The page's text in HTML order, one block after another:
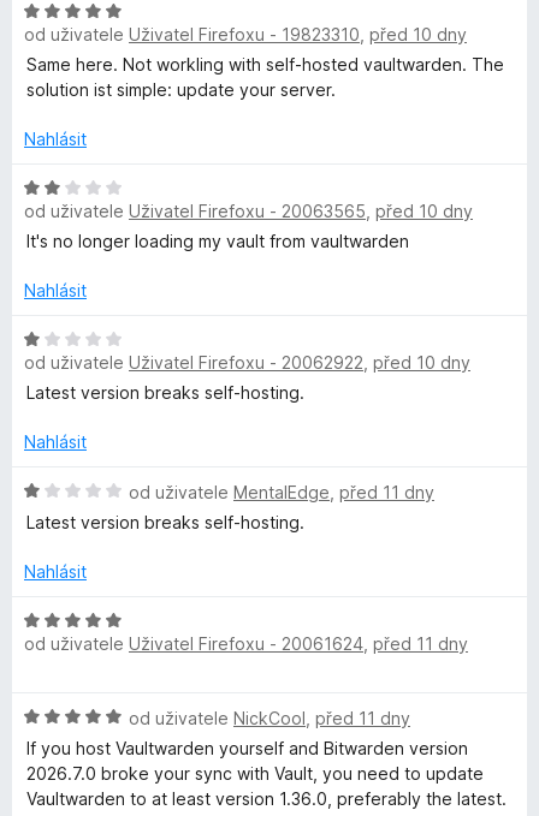
e
h
e
s
e
l
e
n
:
z
n
o
c
e
í
1
z
5
H
o
d
n
c
n
í
:
z
od uživatele Uživatel Firefoxu - 19823310 před 10 dny
Same here. Not workling with self-hosted vaultwarden. The
solution ist simple: update your server.
Nahlásit
H
o
d
o
e
n
2
5
od uživatele Uživatel Firefoxu - 20063565 před 10 dny
It's no longer loading my vault from vaultwarden
Nahlásit
H
o
d
o
e
n
:
z
5
od uživatele Uživatel Firefoxu - 20062922 před 10 dny
Latest version breaks self-hosting.
Nahlásit
H
o
n
c
e
:
1
z
5
od uživatele MentalEdge před 11 dny
Latest version breaks self-hosting.
Nahlásit
H
o
o
c
e
n
od uživatele Uživatel Firefoxu - 20061624 před 11 dny
H
o
d
n
od uživatele NickCool před 11 dny
If you host Vaultwarden yourself and Bitwarden version
2026.7.0 broke your sync with Vault, you need to update
Vaultwarden to at least version 1.36.0, preferably the latest.